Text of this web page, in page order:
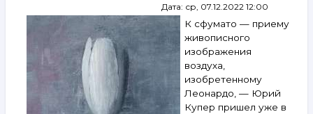
Дата: ср, 07.12.2022 12:00
К сфумато — приему
живописного
изображения
воздуха,
изобретенному
Леонардо, — Юрий
Купер пришел уже в